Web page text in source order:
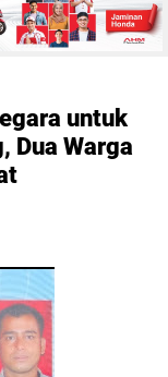
untuk
Dua Warga